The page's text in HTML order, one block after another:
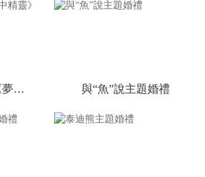
唯美夢幻風婚禮《夢中精靈》 與“魚”說主題婚禮